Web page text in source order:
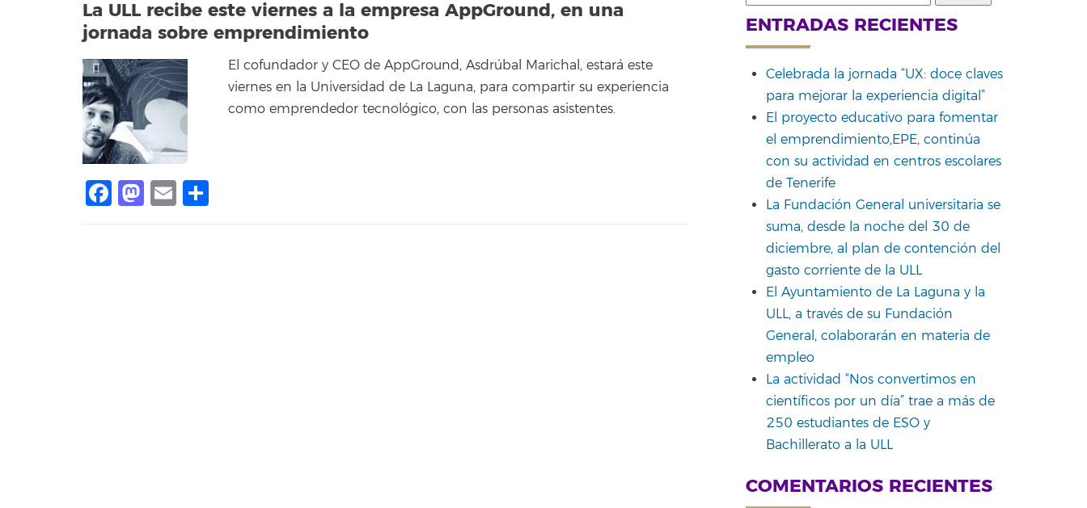
La ULL recibe este viernes a la empresa AppGround, en una
jornada sobre emprendimiento
El cofundador y CEO de AppGround, Asdrúbal Marichal, estará este
viernes en la Universidad de La Laguna, para compartir su experiencia
como emprendedor tecnológico, con las personas asistentes.
Facebook
Mastodon
Email
for:
ENTRADAS RECIENTES
Celebrada la jornada “UX: doce claves
para mejorar la experiencia digital”
El proyecto educativo para fomentar
el emprendimiento,EPE, continúa
con su actividad en centros escolares
de Tenerife
La Fundación General universitaria se
suma, desde la noche del 30 de
diciembre, al plan de contención del
gasto corriente de la ULL
El Ayuntamiento de La Laguna y la
ULL, a través de su Fundación
General, colaborarán en materia de
empleo
La actividad “Nos convertimos en
científicos por un día” trae a más de
250 estudiantes de ESO y
Bachillerato a la ULL
COMENTARIOS RECIENTES